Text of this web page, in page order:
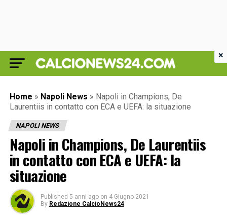
Home » Napoli News » Napoli in Champions, De
Laurentiis in contatto con ECA e UEFA: la situazione
NAPOLI NEWS
Napoli in Champions, De Laurentiis
in contatto con ECA e UEFA: la
situazione
Published 5 anni ago on 4 Giugno 2021
By Redazione CalcioNews24
×